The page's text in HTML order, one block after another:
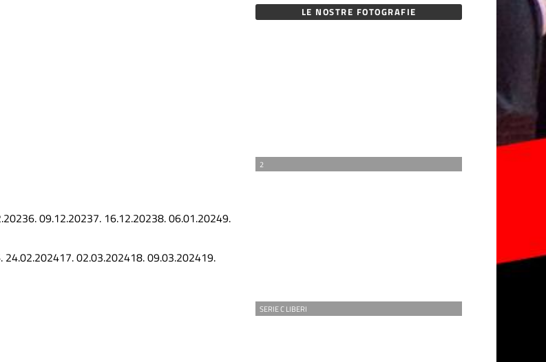
6.09.12.20237. 16.12.20238.06.01.20249.
24.02.202417.02.03.202418.09.03.202419.
LE NOSTRE FOTOGRAFIE
2
SERIE C LIBERI